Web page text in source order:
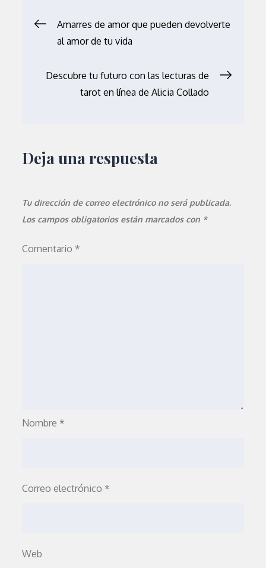
Navegación
entradas
Amarres de amor que pueden devolverte
al amor de tu vida
Descubre tu futuro con las lecturas de
tarot en línea de Alicia Collado
Deja una respuesta
Tu dirección de correo electrónico no será publicada.
Los campos obligatorios están marcados con *
Comentario *
Nombre *
Correo electrónico *
Web